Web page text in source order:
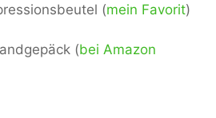
(mein Favorit)
(bei Amazon